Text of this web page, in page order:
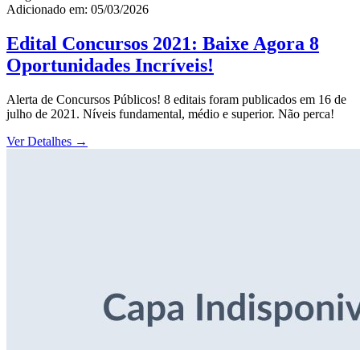
Adicionado em: 05/03/2026
Edital Concursos 2021: Baixe Agora 8
Oportunidades Incríveis!
Alerta de Concursos Públicos! 8 editais foram publicados em 16 de
julho de 2021. Níveis fundamental, médio e superior. Não perca!
Ver Detalhes →